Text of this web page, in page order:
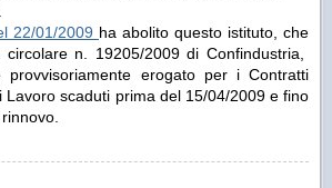
22/01/2009 ha abolito questo istituto, che
n. 19205/2009 di Confindustria,
provvisoriamente erogato per i Contratti
Lavoro scaduti prima del 15/04/2009 e fino